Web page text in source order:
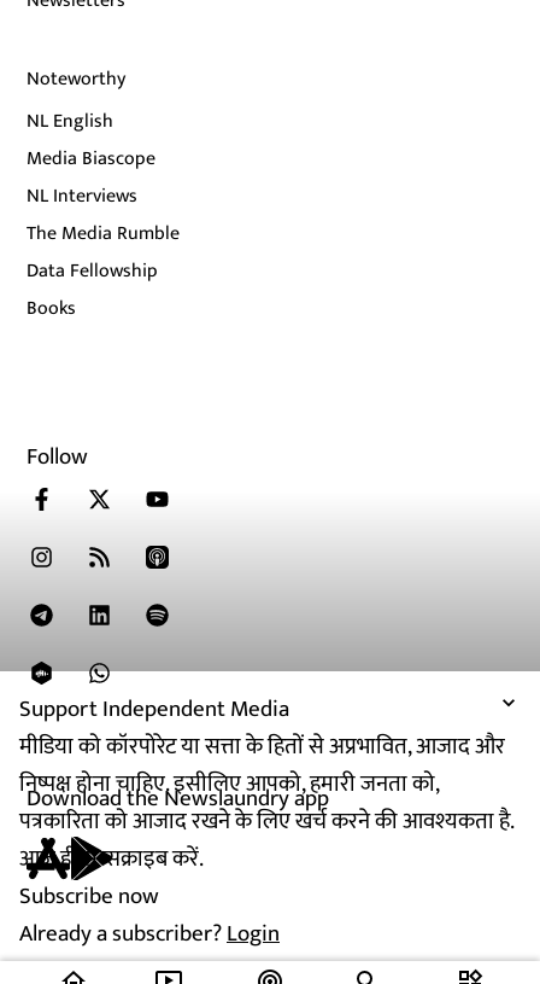
Support Independent Media
मीडिया को कॉरपोरेट या सत्ता के हितों से अप्रभावित, आजाद और
निष्पक्ष होना चाहिए. इसीलिए आपको, हमारी जनता को,
पत्रकारिता को आजाद रखने के लिए खर्च करने की आवश्यकता है.
आज ही सब्सक्राइब करें.
Subscribe now
Already a subscriber?Login
Noteworthy
NL English
Media Biascope
NL Interviews
The Media Rumble
Data Fellowship
Books
Follow
Download the Newslaundry app